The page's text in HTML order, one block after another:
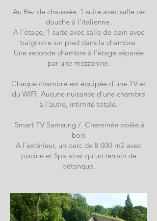
Au Rez de chaussée, 1 suite avec salle de
douche à l'italienne.
A l'étage, 1 suite avec salle de bain avec
baignoire sur pied dans la chambre.
Une seconde chambre à l'étage séparée
par une mezzanine.
Chaque chambre est équipée d'une TV et
du WIFI. Aucune nuisance d'une chambre
à l'autre, intimité totale.
Smart TV Samsung / Cheminée poêle à
bois
A l'extérieur, un parc de 8 000 m2 avec
piscine et Spa ainsi qu'un terrain de
pétanque.